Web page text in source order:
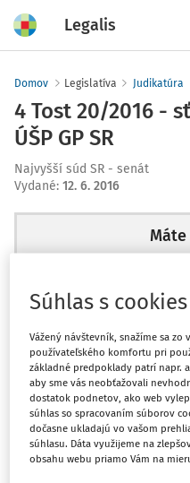
Legalis
Domov Legislatíva Judikatúra
4 Tost 20/2016 -
ÚŠP GP SR
Najvyšší súd SR - senát
Vydané: 12. 6. 2016
Ups, zatiaľ
Celý odborný
dostupný
Súhlas s cookies
Vážený návštevník, snažíme sa
používateľského komfortu pri
základné predpoklady patrí napr.
aby sme vás neobťažovali
dostatok podnetov, ako web
súhlas so spracovaním súborov
dočasne ukladajú vo vašom
súhlasu. Dáta využijeme na
obsahu webu priamo Vám na